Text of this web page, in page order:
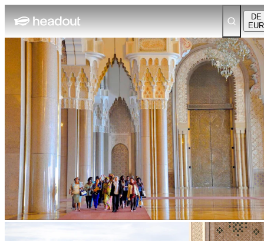
DE
EUR